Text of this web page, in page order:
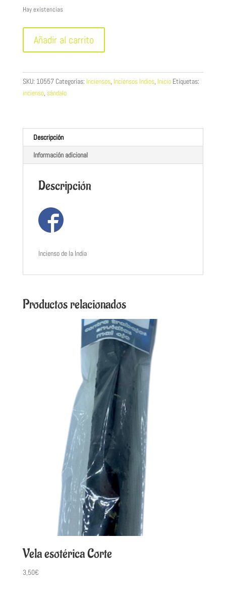
Hay existencias
Satya
cantidad
Añadir al carrito
SKU: 10557 Categorías: Inciensos, Inciensos Indios, Inicio Etiquetas:
incienso, sándalo
Descripción
Información adicional
Descripción
Incienso de la India
Productos relacionados
Vela esotérica Corte
3,50€